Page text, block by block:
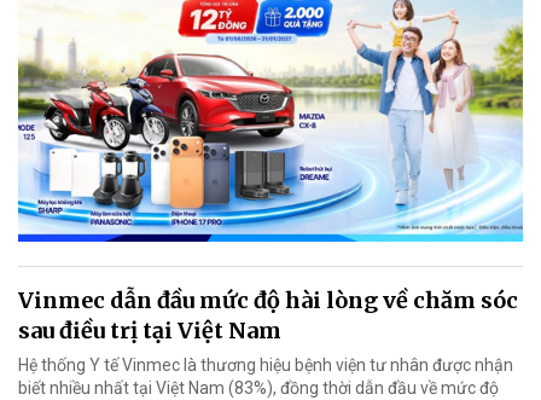
Vinmec dẫn đầu mức độ hài lòng về chăm sóc
sau điều trị tại Việt Nam
Hệ thống Y tế Vinmec là thương hiệu bệnh viện tư nhân được nhận
biết nhiều nhất tại Việt Nam (83%), đồng thời dẫn đầu về mức độ